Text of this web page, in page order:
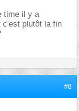
time il y a
c'est plutôt la fin
#8